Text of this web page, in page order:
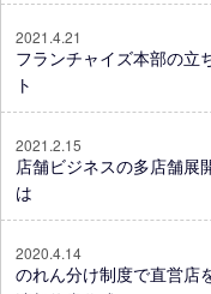
2021.4.21
フランチャイズ本部の立
ト
2021.2.15
店舗ビジネスの多店舗展
は
2020.4.14
のれん分け制度で直営店